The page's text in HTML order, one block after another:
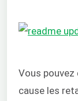
Vous
cause les